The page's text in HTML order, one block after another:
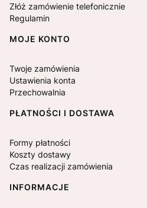
Złóż zamówienie telefonicznie
Regulamin
MOJE KONTO
Twoje zamówienia
Ustawienia konta
Przechowalnia
PŁATNOŚCI I DOSTAWA
Formy płatności
Koszty dostawy
Czas realizacji zamówienia
INFORMACJE